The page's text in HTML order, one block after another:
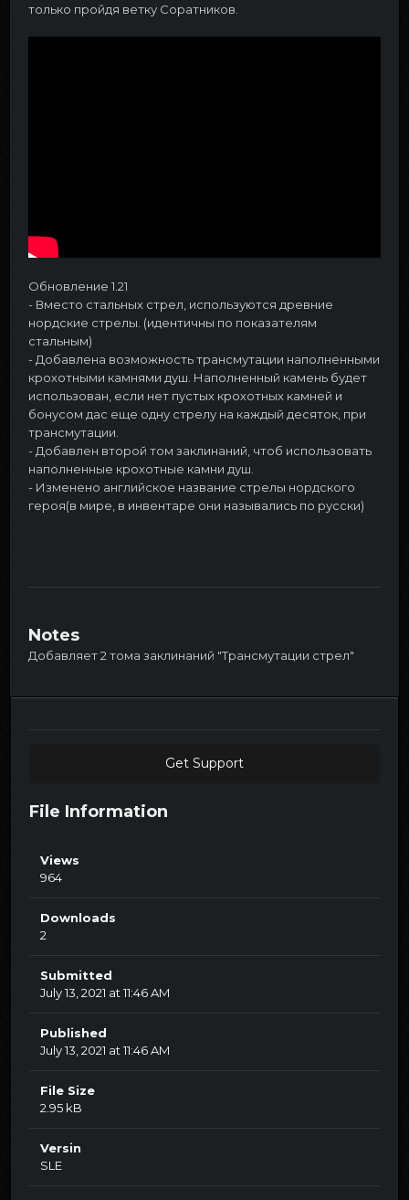
только пройдя ветку Соратников.
Обновление 1.21
- Вместо стальных стрел, используются древние
нордские стрелы. (идентичны по показателям
стальным)
- Добавлена возможность трансмутации наполненными
крохотными камнями душ. Наполненный камень будет
использован, если нет пустых крохотных камней и
бонусом дас еще одну стрелу на каждый десяток, при
трансмутации.
- Добавлен второй том заклинаний, чтоб использовать
наполненные крохотные камни душ.
- Изменено английское название стрелы нордского
героя(в мире, в инвентаре они назывались по русски)
Notes
Добавляет 2 тома заклинаний "Трансмутации стрел"
Get Support
File Information
Views
964
Downloads
2
Submitted
July 13, 2021 at 11:46 AM
Published
July 13, 2021 at 11:46 AM
File Size
2.95 kB
Versin
SLE